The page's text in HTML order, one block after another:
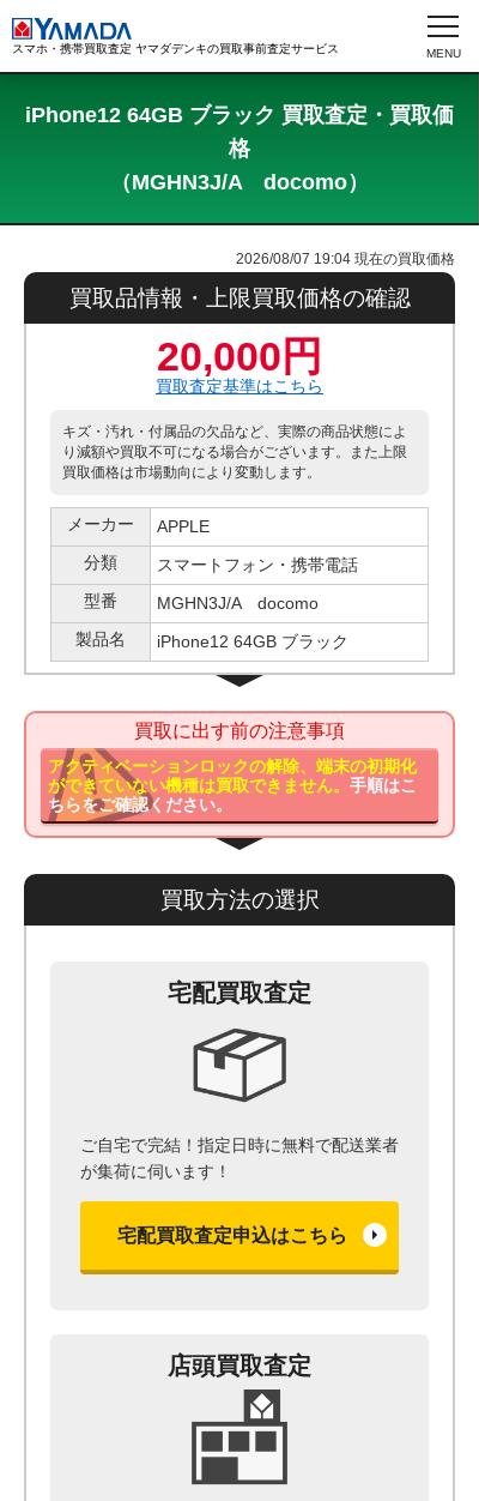
スマホ・携帯買取査定 ヤマダデンキの買取事前査定サービス
iPhone12 64GB ブラック 買取査定・買取価
格
（MGHN3J/A docomo）
2026/08/07 19:04 現在の買取価格
買取品情報・上限買取価格の確認
20,000円
買取査定基準はこちら
キズ・汚れ・付属品の欠品など、実際の商品状態によ
り減額や買取不可になる場合がございます。また上限
買取価格は市場動向により変動します。
メーカー
APPLE
分類
スマートフォン・携帯電話
型番
MGHN3J/A docomo
製品名
iPhone12 64GB ブラック
買取に出す前の注意事項
アクティベーションロックの解除、端末の初期化
ができていない機種は買取できません。手順はこ
ちらをご確認ください。
買取方法の選択
宅配買取査定
ご自宅で完結！指定日時に無料で配送業者
が集荷に伺います！
宅配買取査定申込はこちら
店頭買取査定